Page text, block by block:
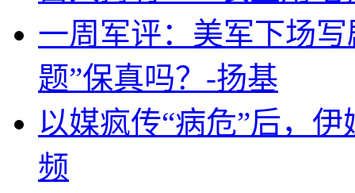
一周军评：美军下场
题”保真吗？-扬基
以媒疯传“病危”后，
频